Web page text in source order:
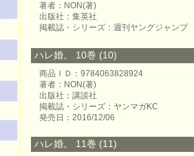
著者：NON(著)
出版社：集英社
掲載誌・シリーズ：週刊ヤングジャンプ
ハレ婚。 10巻 (10)
商品ＩＤ：9784063828924
著者：NON(著)
出版社：講談社
掲載誌・シリーズ：ヤンマガKC
発売日：2016/12/06
ハレ婚。 11巻 (11)